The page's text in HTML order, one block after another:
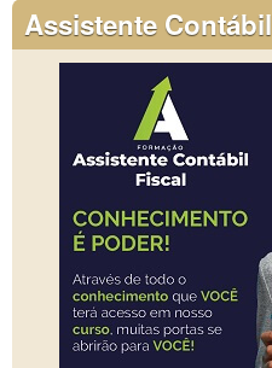
Assistente Contábil